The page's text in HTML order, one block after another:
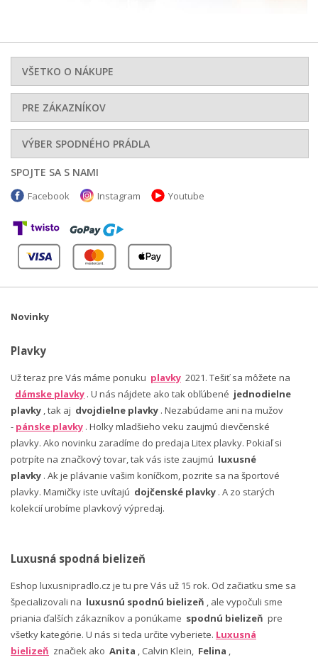
VŠETKO O NÁKUPE
PRE ZÁKAZNÍKOV
VÝBER SPODNÉHO PRÁDLA
SPOJTE SA S NAMI
Facebook Instagram Youtube
Novinky
Plavky
Už teraz pre Vás máme ponuku plavky 2021. Tešiť sa môžete na
dámske plavky . U nás nájdete ako tak obľúbené jednodielne
plavky , tak aj dvojdielne plavky . Nezabúdame ani na mužov
- pánske plavky . Holky mladšieho veku zaujmú dievčenské
plavky. Ako novinku zaradíme do predaja Litex plavky. Pokiaľ si
potrpíte na značkový tovar, tak vás iste zaujmú luxusné
plavky . Ak je plávanie vašim koníčkom, pozrite sa na športové
plavky. Mamičky iste uvítajú dojčenské plavky . A zo starých
kolekcií urobíme plavkový výpredaj.
Luxusná spodná bielizeň
Eshop luxusnipradlo.cz je tu pre Vás už 15 rok. Od začiatku sme sa
špecializovali na luxusnú spodnú bielizeň , ale vypočuli sme
priania ďalších zákazníkov a ponúkame spodnú bielizeň pre
všetky kategórie. U nás si teda určite vyberiete. Luxusná
bielizeň značiek ako Anita , Calvin Klein, Felina ,